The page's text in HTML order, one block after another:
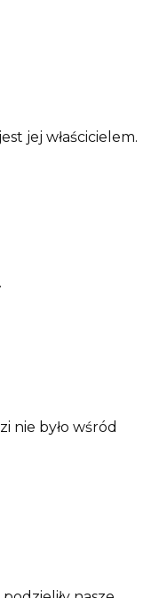
jej właścicielem.
nie było wśród